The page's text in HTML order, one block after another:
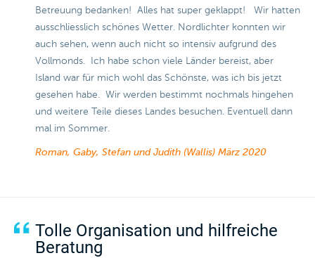
Betreuung bedanken! Alles hat super geklappt! Wir hatten
ausschliesslich schönes Wetter. Nordlichter konnten wir
auch sehen, wenn auch nicht so intensiv aufgrund des
Vollmonds. Ich habe schon viele Länder bereist, aber
Island war für mich wohl das Schönste, was ich bis jetzt
gesehen habe. Wir werden bestimmt nochmals hingehen
und weitere Teile dieses Landes besuchen. Eventuell dann
mal im Sommer.
Roman, Gaby, Stefan und Judith (Wallis) März 2020
Tolle Organisation und hilfreiche
Beratung